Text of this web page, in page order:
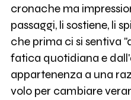
cronache ma
passaggi, li sostiene, li
che prima ci si sentiva
fatica quotidiana e
appartenenza a una
volo per cambiare